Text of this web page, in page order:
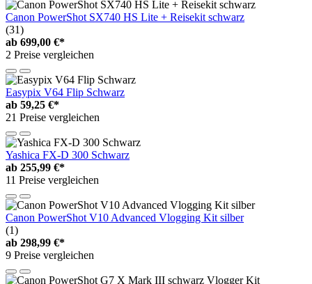
Canon PowerShot SX740 HS Lite + Reisekit schwarz
(31)
ab 699,00 €*
2 Preise vergleichen
Easypix V64 Flip Schwarz
ab 59,25 €*
21 Preise vergleichen
Yashica FX-D 300 Schwarz
ab 255,99 €*
11 Preise vergleichen
Canon PowerShot V10 Advanced Vlogging Kit silber
(1)
ab 298,99 €*
9 Preise vergleichen